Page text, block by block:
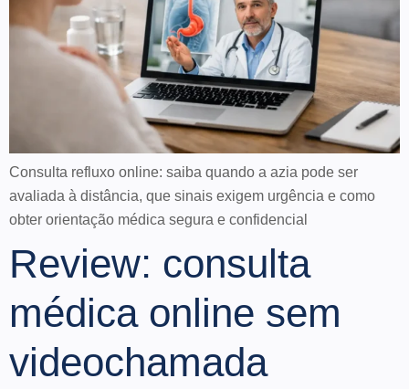
Consulta refluxo online: saiba quando a azia pode ser
avaliada à distância, que sinais exigem urgência e como
obter orientação médica segura e confidencial
Review: consulta
médica online sem
videochamada